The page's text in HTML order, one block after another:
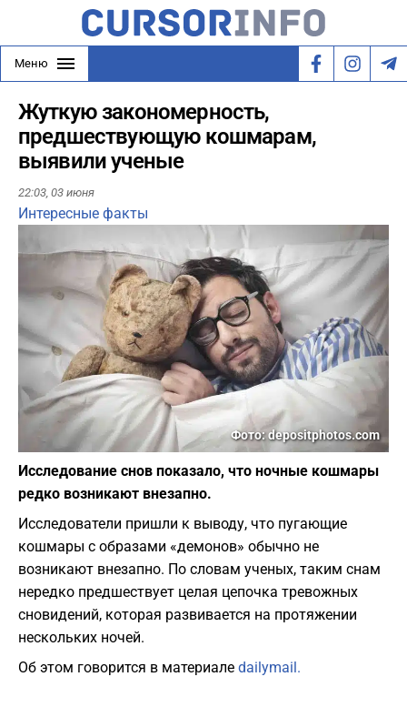
Меню
Жуткую закономерность,
предшествующую кошмарам,
выявили ученые
22:03, 03 июня
Интересные факты
Фото: depositphotos.com
Исследование снов показало, что ночные кошмары
редко возникают внезапно.
Исследователи пришли к выводу, что пугающие
кошмары с образами «демонов» обычно не
возникают внезапно. По словам ученых, таким снам
нередко предшествует целая цепочка тревожных
сновидений, которая развивается на протяжении
нескольких ночей.
Об этом говорится в материале dailymail.